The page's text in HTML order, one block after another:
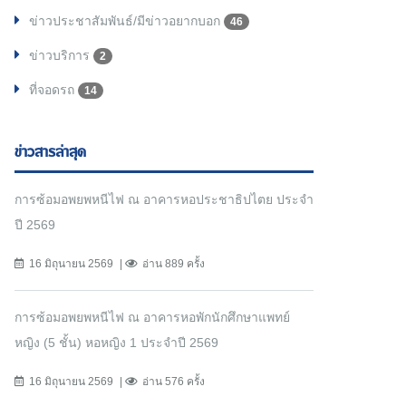
ข่าวประชาสัมพันธ์/มีข่าวอยากบอก 46
ข่าวบริการ 2
ที่จอดรถ 14
ข่าวสารล่าสุด
การซ้อมอพยพหนีไฟ ณ อาคารหอประชาธิปไตย ประจำ
ปี 2569
16 มิถุนายน 2569 อ่าน 889 ครั้ง
การซ้อมอพยพหนีไฟ ณ อาคารหอพักนักศึกษาแพทย์
หญิง (5 ชั้น) หอหญิง 1 ประจำปี 2569
16 มิถุนายน 2569 อ่าน 576 ครั้ง